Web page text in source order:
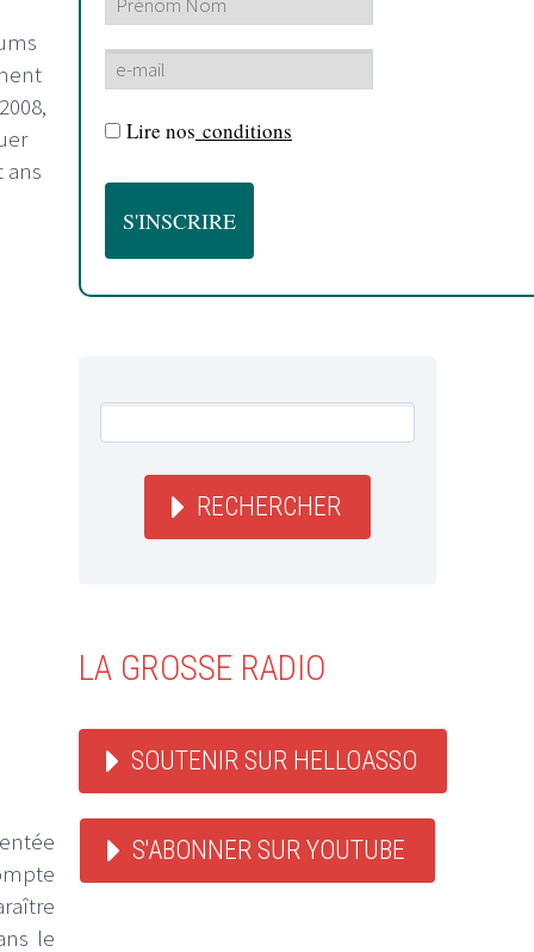
ans
le
Lire nos conditions
RECHERCHER
LA GROSSE RADIO
SOUTENIR SUR HELLOASSO
S'ABONNER SUR YOUTUBE